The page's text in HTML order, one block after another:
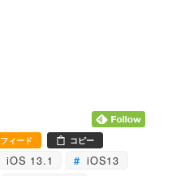
フィード コピー
iOS 13.1
iOS13